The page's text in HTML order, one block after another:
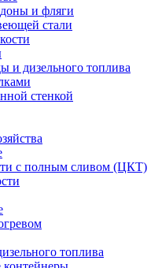
и фляги
стали
и дизельного топлива
стенкой
с полным сливом (ЦКТ)
топлива